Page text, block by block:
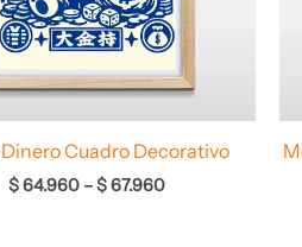
Cuadro Decorativo
$64.960 –$67.960